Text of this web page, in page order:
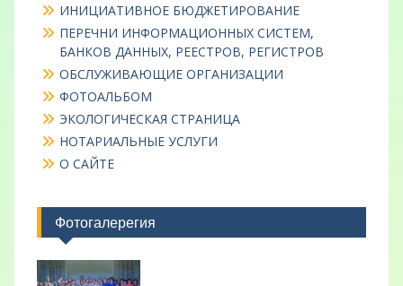
ИНИЦИАТИВНОЕ БЮДЖЕТИРОВАНИЕ
ПЕРЕЧНИ ИНФОРМАЦИОННЫХ СИСТЕМ,
БАНКОВ ДАННЫХ, РЕЕСТРОВ, РЕГИСТРОВ
ОБСЛУЖИВАЮЩИЕ ОРГАНИЗАЦИИ
ФОТОАЛЬБОМ
ЭКОЛОГИЧЕСКАЯ СТРАНИЦА
НОТАРИАЛЬНЫЕ УСЛУГИ
О САЙТЕ
Фотогалерегия